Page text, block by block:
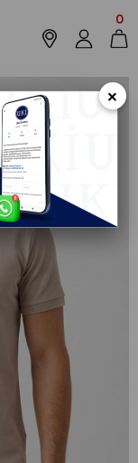
0
TAŞ Polo Yaka
×